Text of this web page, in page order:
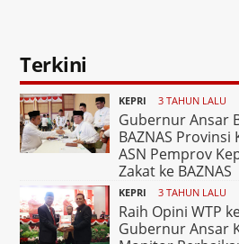
Terkini
KEPRI 3 TAHUN LALU
Gubernur Ansar
BAZNAS
ASN Pemprov
Zakat ke BAZNAS
KEPRI 3 TAHUN LALU
Raih Opini WTP
Gubernur Ansar